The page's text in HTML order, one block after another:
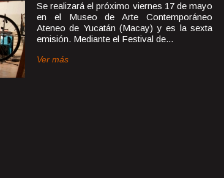
Se realizará el próximo viernes 17 de mayo
en el Museo de Arte Contemporáneo
Ateneo de Yucatán (Macay) y es la sexta
emisión. Mediante el Festival de...
Ver más